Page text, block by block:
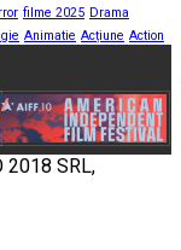
filme 2025 Drama
Animatie Acțiune Action
2018 SRL,